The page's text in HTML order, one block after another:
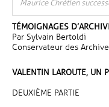
Maurice Chrétien
TÉMOIGNAGES
Par Sylvain Bertoldi
Conservateur des
VALENTIN LAROUTE, UN
DEUXIÈME PARTIE